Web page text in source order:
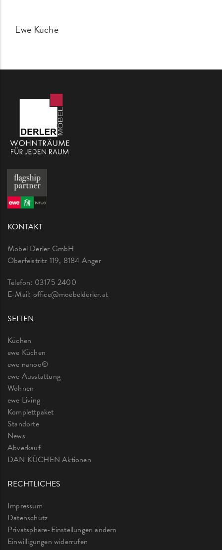
Ewe Küche
KONTAKT
Möbel Derler GmbH
Oberfeistritz 119, 8184 Anger
Telefon: 03175 2400
E-Mail: office@moebelderler.at
SEITEN
Küchen
ewe Küchen
ewe nanoo©
ewe Ausstattung
Wohnen
ewe Living
Komplettpaket
Standorte
News
Abverkauf
DAN KÜCHEN Aktionen
RECHTLICHES
Impressum
Datenschutz
Privatsphäre-Einstellungen ändern
Einwilligungen widerrufen